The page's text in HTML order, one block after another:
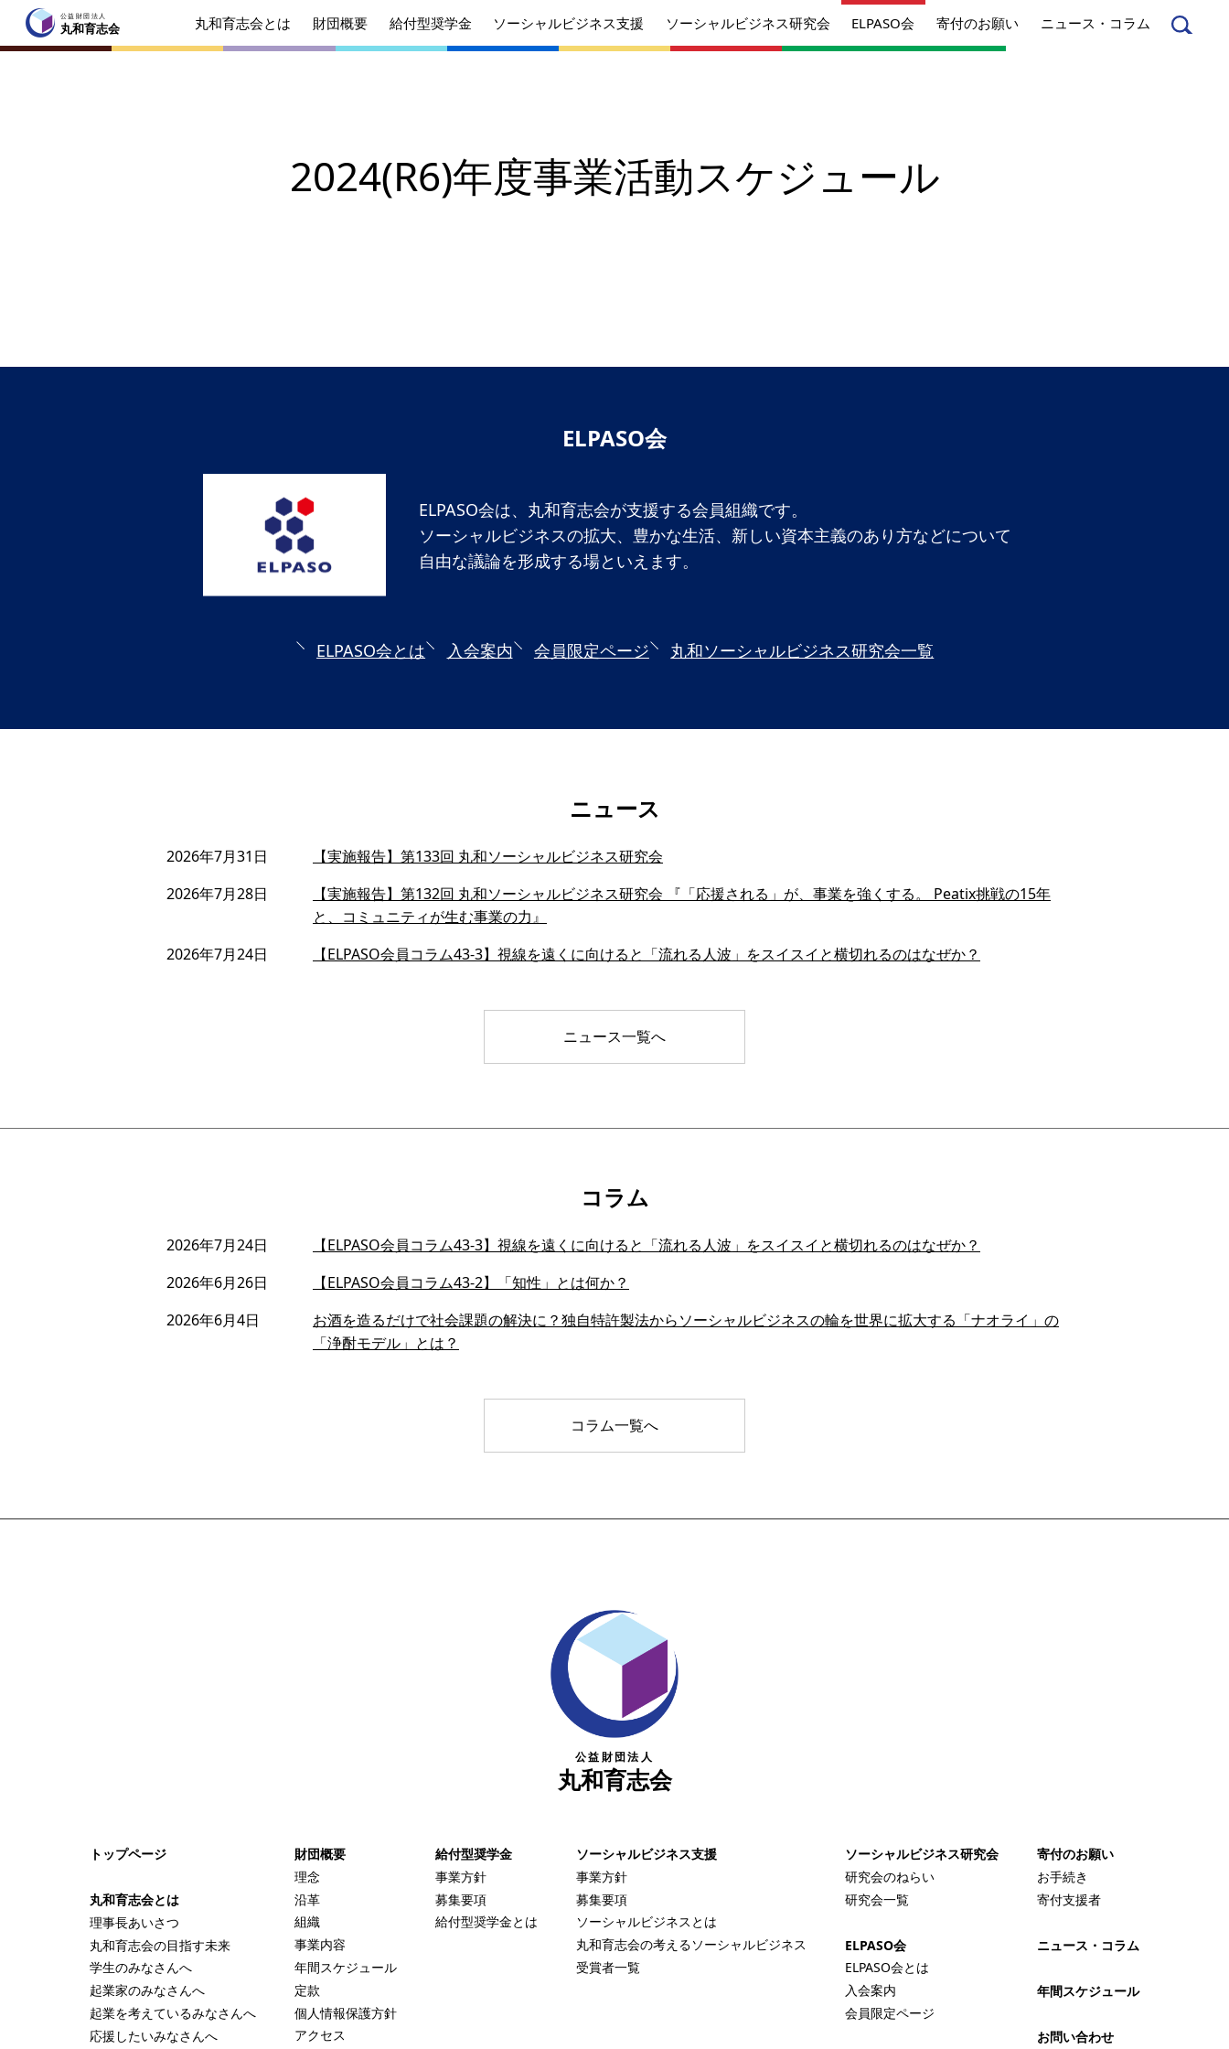
公益財団法人
丸和育志会
理事長あいさつ 丸和育志会の目指す未来 学生のみなさんへ
起業家のみなさんへ
ソーシャルビジネス研究会
研究会のねらい
ELPASO会とは 入会案内
会員限定ページ
寄付支援者
公益財団法人
丸和育志会 丸和育志会とは 財団概要 給付型奨学金 ソーシャルビジネス支援 ソーシャルビジネス研究会 ELPASO会 寄付のお願い ニュース・コラム
2024(R6)年度事業活動スケジュール
ELPASO会
ELPASO会は、丸和育志会が支援する会員組織です。
ソーシャルビジネスの拡大、豊かな生活、新しい資本主義のあり方などについて
自由な議論を形成する場といえます。
ELPASO会とは 入会案内 会員限定ページ 丸和ソーシャルビジネス研究会一覧
ニュース
2026年7月31日
【実施報告】第133回 丸和ソーシャルビジネス研究会
2026年7月28日
【実施報告】第132回 丸和ソーシャルビジネス研究会 『「応援される」が、事業を強くする。 Peatix挑戦の15年
と、コミュニティが生む事業の力』
2026年7月24日
【ELPASO会員コラム43-3】視線を遠くに向けると「流れる人波」をスイスイと横切れるのはなぜか？
ニュース一覧へ
コラム
2026年7月24日
【ELPASO会員コラム43-3】視線を遠くに向けると「流れる人波」をスイスイと横切れるのはなぜか？
2026年6月26日
【ELPASO会員コラム43-2】「知性」とは何か？
2026年6月4日
お酒を造るだけで社会課題の解決に？独自特許製法からソーシャルビジネスの輪を世界に拡大する「ナオライ」の
「浄酎モデル」とは？
コラム一覧へ
公益財団法人
丸和育志会
トップページ
丸和育志会とは
理事長あいさつ
丸和育志会の目指す未来
学生のみなさんへ
起業家のみなさんへ
起業を考えているみなさんへ
応援したいみなさんへ
財団概要
理念
沿革
組織
事業内容
年間スケジュール
定款
個人情報保護方針
アクセス
給付型奨学金
事業方針
募集要項
給付型奨学金とは
ソーシャルビジネス支援
事業方針
募集要項
ソーシャルビジネスとは
丸和育志会の考えるソーシャルビジネス
受賞者一覧
ソーシャルビジネス研究会
研究会のねらい
研究会一覧
ELPASO会
ELPASO会とは
入会案内
会員限定ページ
寄付のお願い
お手続き
寄付支援者
ニュース・コラム
年間スケジュール
お問い合わせ